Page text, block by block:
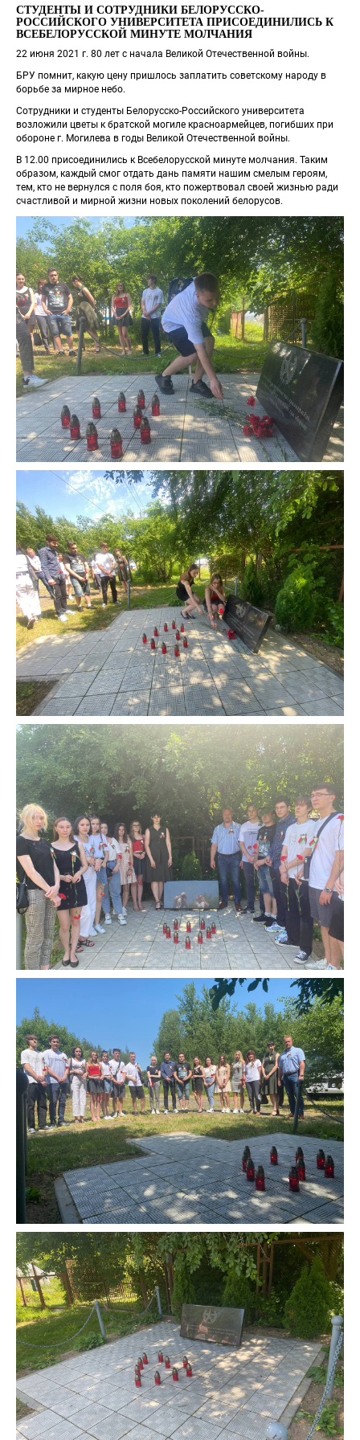
СТУДЕНТЫ И СОТРУДНИКИ БЕЛОРУССКО-
РОССИЙСКОГО УНИВЕРСИТЕТА ПРИСОЕДИНИЛИСЬ К
ВСЕБЕЛОРУССКОЙ МИНУТЕ МОЛЧАНИЯ
22 июня 2021 г. 80 лет с начала Великой Отечественной войны.
БРУ помнит, какую цену пришлось заплатить советскому народу в
борьбе за мирное небо.
Сотрудники и студенты Белорусско-Российского университета
возложили цветы к братской могиле красноармейцев, погибших при
обороне г. Могилева в годы Великой Отечественной войны.
В 12.00 присоединились к Всебелорусской минуте молчания. Таким
образом, каждый смог отдать дань памяти нашим смелым героям,
тем, кто не вернулся с поля боя, кто пожертвовал своей жизнью ради
счастливой и мирной жизни новых поколений белорусов.